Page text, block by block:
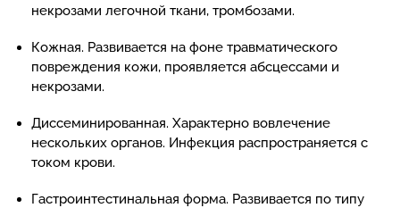
некрозами легочной ткани, тромбозами.
Кожная. Развивается на фоне травматического
повреждения кожи, проявляется абсцессами и
некрозами.
Диссеминированная. Характерно вовлечение
нескольких органов. Инфекция распространяется с
током крови.
Гастроинтестинальная форма. Развивается по типу